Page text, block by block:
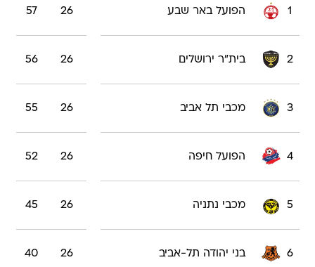
1 הפועל באר שבע 26
57
2 בית"ר ירושלים 26
56
3 מכבי תל אביב 26
55
4 הפועל חיפה 26
52
5 מכבי נתניה 26
45
6 בני יהודה תל-אביב 26
40